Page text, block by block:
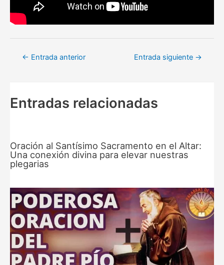
Navegación
← Entrada anterior Entrada siguiente →
Entradas relacionadas
Oración al Santísimo Sacramento en el Altar:
Una conexión divina para elevar nuestras
plegarias